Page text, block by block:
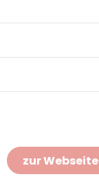
zur Webseite